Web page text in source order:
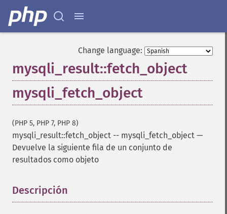
Change language:
mysqli_result::fetch_object
mysqli_fetch_object
(PHP 5, PHP 7, PHP 8)
mysqli_result::fetch_object -- mysqli_fetch_object —
Devuelve la siguiente fila de un conjunto de
resultados como objeto
Descripción